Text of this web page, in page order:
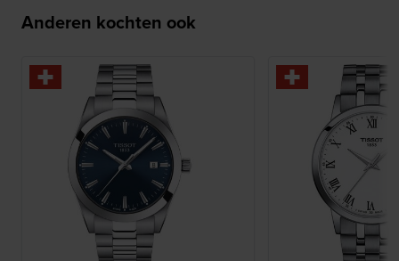
Anderen kochten ook